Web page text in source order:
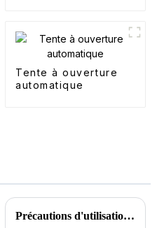
Tente à ouverture
automatique
Précautions d'utilisation et méthodes d'entretien du kayak